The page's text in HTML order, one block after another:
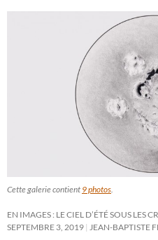
Cette galerie contient 9 photos
EN IMAGES : LE CIEL D’ÉTÉ SOUS LES
SEPTEMBRE 3, 2019
JEAN-BAPTISTE